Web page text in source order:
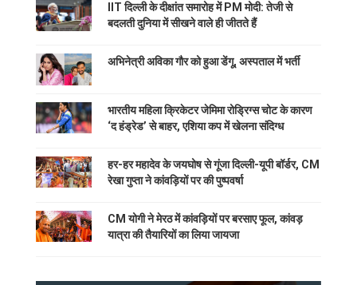
IIT दिल्ली के दीक्षांत समारोह में PM मोदी: तेजी से
बदलती दुनिया में सीखने वाले ही जीतते हैं
अभिनेत्री अविका गौर को हुआ डेंगू, अस्पताल में भर्ती
भारतीय महिला क्रिकेटर जेमिमा रोड्रिग्स चोट के कारण
‘द हंड्रेड’ से बाहर, एशिया कप में खेलना संदिग्ध
हर-हर महादेव के जयघोष से गूंजा दिल्ली-यूपी बॉर्डर, CM
रेखा गुप्ता ने कांवड़ियों पर की पुष्पवर्षा
CM योगी ने मेरठ में कांवड़ियों पर बरसाए फूल, कांवड़
यात्रा की तैयारियों का लिया जायजा